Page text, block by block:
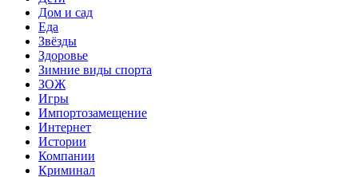
Дом и сад
Еда
Звёзды
Здоровье
Зимние виды спорта
ЗОЖ
Игры
Импортозамещение
Интернет
Истории
Компании
Криминал